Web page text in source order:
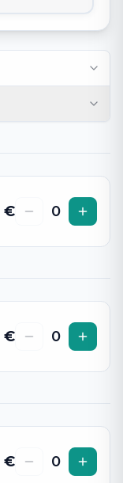
€ 0
€ 0
€ 0